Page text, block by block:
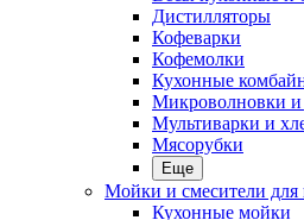
Дистилляторы
Кофеварки
Кофемолки
Кухонные
Микроволновки и
Мультиварки и
Мясорубки
Еще
Мойки и смесители для
Кухонные мойки